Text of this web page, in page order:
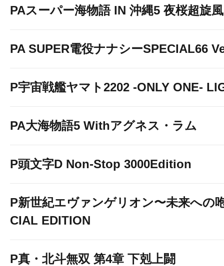
PAスーパー海物語 IN 沖縄5 夜桜超旋
PA SUPER電役ナナシーSPECIAL66
P宇宙戦艦ヤマト2202 -ONLY ONE-
PA大海物語5 Withアグネス・ラム
P頭文字D Non-Stop 3000Edition
P新世紀エヴァンゲリオン〜未来への
CIAL EDITION
P真・北斗無双 第4章 下剋上闘